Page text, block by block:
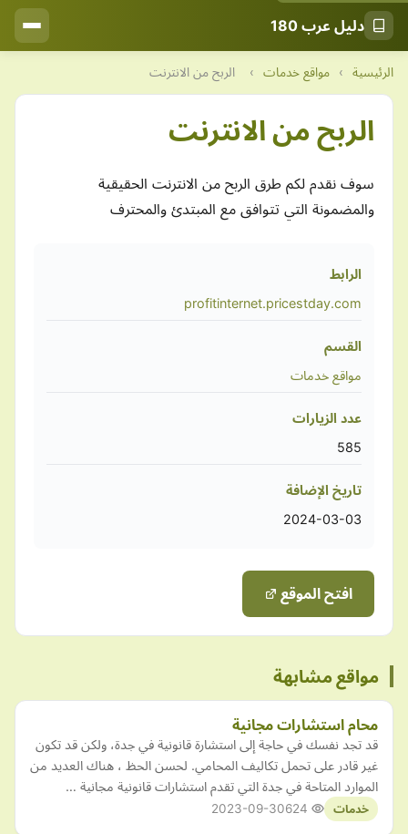
دليل عرب 180
الرئيسية › مواقع خدمات › الربح من الانترنت
الربح من الانترنت
سوف نقدم لكم طرق الربح من الانترنت الحقيقية
والمضمونة التي تتوافق مع المبتدئ والمحترف
الرابط
profitinternet.pricestday.com
القسم
مواقع خدمات
عدد الزيارات
585
تاريخ الإضافة
2024-03-03
افتح الموقع
مواقع مشابهة
محام استشارات مجانية
قد تجد نفسك في حاجة إلى استشارة قانونية في جدة، ولكن قد تكون
غير قادر على تحمل تكاليف المحامي. لحسن الحظ ، هناك العديد من
الموارد المتاحة في جدة التي تقدم استشارات قانونية مجانية …
خدمات 2023-09-30